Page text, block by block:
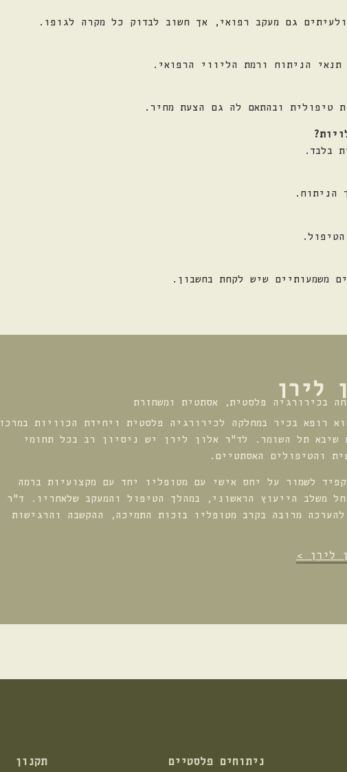
גם מעקב רפואי, אך חשוב לבדוק כל מקרה לגופו.
הניתוח ורמת הליווי הרפואי.
טיפולית ובהתאם לה גם הצעת מחיר.
בלבד.
הניתוח.
משמעותיים שיש לקחת בחשבון.
לירן
בכירורגיה פלסטית, אסתטית ומשחזרת
רופא בכיר במחלקה לכירורגיה פלסטית ויחידת הכוויות במרכז
שיבא תל השומר. לד"ר אלון לירן יש ניסיון רב בכל תחומי
והטיפולים האסתטיים.
לשמור על יחס אישי עם מטופליו יחד עם מקצועיות ברמה
משלב הייעוץ הראשוני, במהלך הטיפול והמעקב שלאחריו. ד"ר
מרובה בקרב מטופליו בזכות התמיכה, ההקשבה והרגישות
לירן >
ניתוחים פלסטיים תקנון